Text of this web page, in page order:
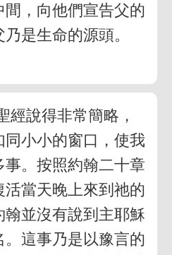
，向他們宣告父的
是生命的源頭。
經說得非常簡略，
小小的窗口，使我
。按照約翰二十章
當天晚上來到祂的
翰並沒有說到主耶穌
這事乃是以豫言的